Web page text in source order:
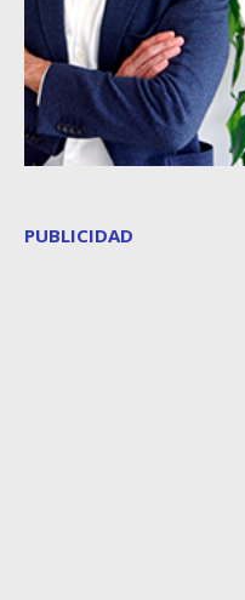
PUBLICIDAD